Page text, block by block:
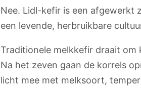
Nee. Lidl-kefir is een afgewerkt
een levende, herbruikbare
Traditionele melkkefir draait om
Na het zeven gaan de korrels
licht mee met melksoort,